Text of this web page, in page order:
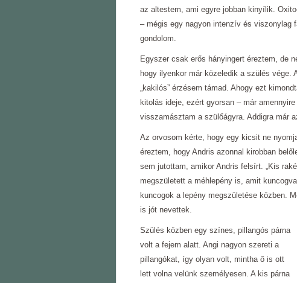
az altestem, ami egyre jobban kinyílik.
– mégis egy nagyon intenzív és viszonylag
gondolom.
Egyszer csak erős hányingert éreztem, de
hogy ilyenkor már közeledik a szülés
„kakilós” érzésem támad. Ahogy ezt
kitolás ideje, ezért gyorsan – már
visszamásztam a szülőágyra. Addigra már
Az orvosom kérte, hogy egy kicsit ne
éreztem, hogy Andris azonnal kirobban
sem jutottam, amikor Andris felsírt. „Kis
megszületett a méhlepény is, amit
kuncogok a lepény megszületése közben.
is jót nevettek.
Szülés közben egy színes, pillangós párna
volt a fejem alatt. Angi nagyon szereti a
pillangókat, így olyan volt, mintha ő is ott
lett volna velünk személyesen. A kis párna